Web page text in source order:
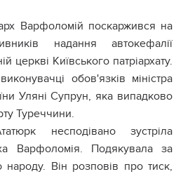
Варфоломій поскаржився на
надання автокефалії
церкві Київського патріархату.
обов'язків міністра
Уляні Супрун, яка випадково
Туреччини.
несподівано зустріла
Варфоломія. Подякувала за
народу. Він розповів про тиск,